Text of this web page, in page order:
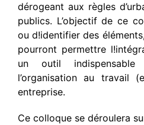
dérogeant aux règles
publics. L’objectif de ce
ou d!identifier des
pourront permettre
un outil
l’organisation au travail
entreprise.
Ce colloque se déroulera